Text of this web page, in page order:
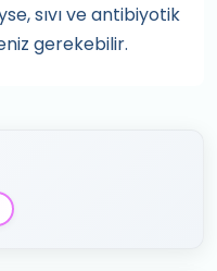
sıvı ve antibiyotik
gerekebilir.